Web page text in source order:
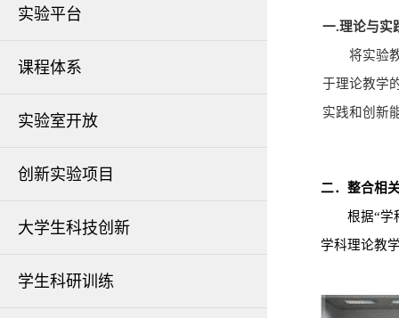
实验平台
课程体系
实验室开放
创新实验项目
大学生科技创新
学生科研训练
一.理论与实
将实验教
于理论教学
实践和创新
二．整合相
根据“学科
学科理论教